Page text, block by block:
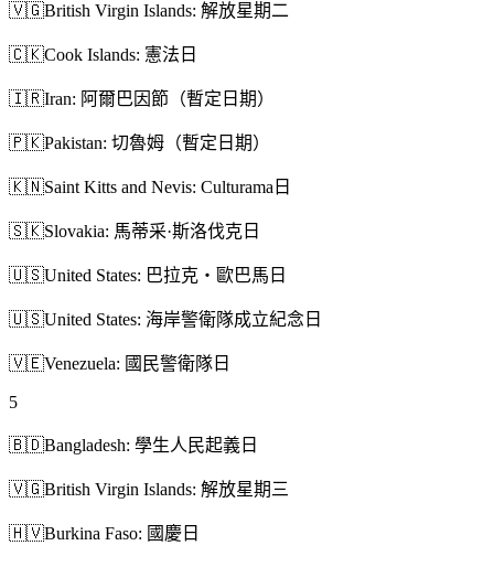
🇻🇬British Virgin Islands: 解放星期二
🇨🇰Cook Islands: 憲法日
🇮🇷Iran: 阿爾巴因節（暫定日期）
🇵🇰Pakistan: 切魯姆（暫定日期）
🇰🇳Saint Kitts and Nevis: Culturama日
🇸🇰Slovakia: 馬蒂采·斯洛伐克日
🇺🇸United States: 巴拉克・歐巴馬日
🇺🇸United States: 海岸警衛隊成立紀念日
🇻🇪Venezuela: 國民警衛隊日
5
🇧🇩Bangladesh: 學生人民起義日
🇻🇬British Virgin Islands: 解放星期三
🇭🇻Burkina Faso: 國慶日